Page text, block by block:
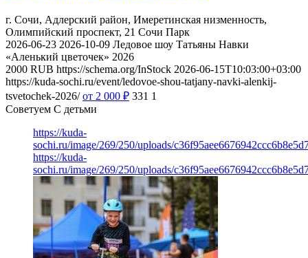
г. Сочи, Адлерский район, Имеретинская низменность,
Олимпийский проспект, 21 Сочи Парк
2026-06-23 2026-10-09 Ледовое шоу Татьяны Навки
«Аленький цветочек» 2026
2000 RUB https://schema.org/InStock 2026-06-15T10:03:00+03:00
https://kuda-sochi.ru/event/ledovoe-shou-tatjany-navki-alenkij-
tsvetochek-2026/ от 2 000 ₽ 331 1
Советуем С детьми
https://kuda-
sochi.ru/image/269/250/uploads/
https://kuda-
sochi.ru/image/269/250/uploads/